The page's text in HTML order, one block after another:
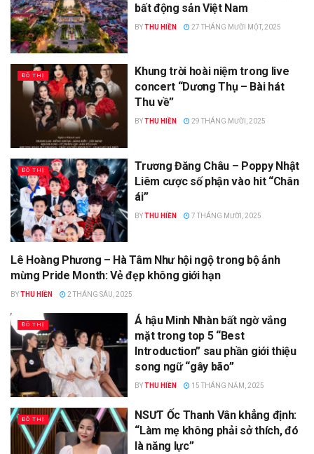
bất động sản Việt Nam
BYTHU HIỀN 27 THÁNG MƯỜI MỘT, 2025
ĐÔ THỊ
Khung trời hoài niệm trong live
concert “Dương Thụ – Bài hát
Thu về”
BYTHU HIỀN 29 THÁNG MƯỜI, 2025
ĐÔ THỊ
Trương Đăng Châu – Poppy Nhật
Liêm cược số phận vào hit “Chân
ái”
BYTHU HIỀN 7 THÁNG MƯỜI, 2025
ĐÔ THỊ
Lê Hoàng Phương – Hà Tâm Như hội ngộ trong bộ ảnh
mừng Pride Month: Vẻ đẹp không giới hạn
BYTHU HIỀN 2 THÁNG SÁU, 2025
ĐÔ THỊ
Á hậu Minh Nhàn bất ngờ vắng
mặt trong top 5 “Best
Introduction” sau phần giới thiệu
song ngữ “gây bão”
BYTHU HIỀN 15 THÁNG NĂM, 2025
ĐÔ THỊ
NSƯT Ốc Thanh Vân khẳng định:
“Làm mẹ không phải sở thích, đó
là năng lực”